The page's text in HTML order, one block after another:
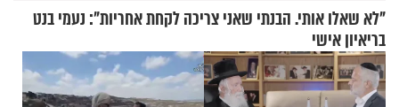
"לא שאלו אותי. הבנתי שאני צריכה לקחת אחריות": נעמי בנט
בריאיון אישי